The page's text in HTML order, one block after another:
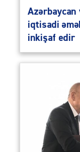
Azərbaycan
iqtisadi
inkişaf edir